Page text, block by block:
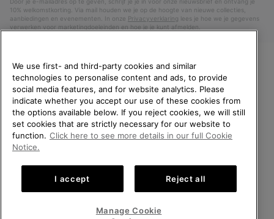
10% welkomstkorting. Via mail houden we je op de hoogte van nieuwe collecties,
aanbiedingen en evenementen. In onze Privacyverklaring lees je hoe we je gegevens
verwerken voor marketingdoeleinden en hoe je je kunt afmelden.
Nederland (Nederlands) | English ›
2026SOREL. All rights reserved.
Privacybeleid Gebruiksvoorwaarden Verkoopvoorwaarden
WELKOM BIJ SOREL.
SELECTEER JE
VERZENDLOCATIE.
Online shoppen beschikbaar
Netherlands-English
Online
We use first- and third-party cookies and similar
technologies to personalise content and ads, to provide
social media features, and for website analytics. Please
indicate whether you accept our use of these cookies from
the options available below. If you reject cookies, we will still
set cookies that are strictly necessary for our website to
function. Click here to see more details in our full Cookie
Notice.
I accept Reject all
Manage Cookie